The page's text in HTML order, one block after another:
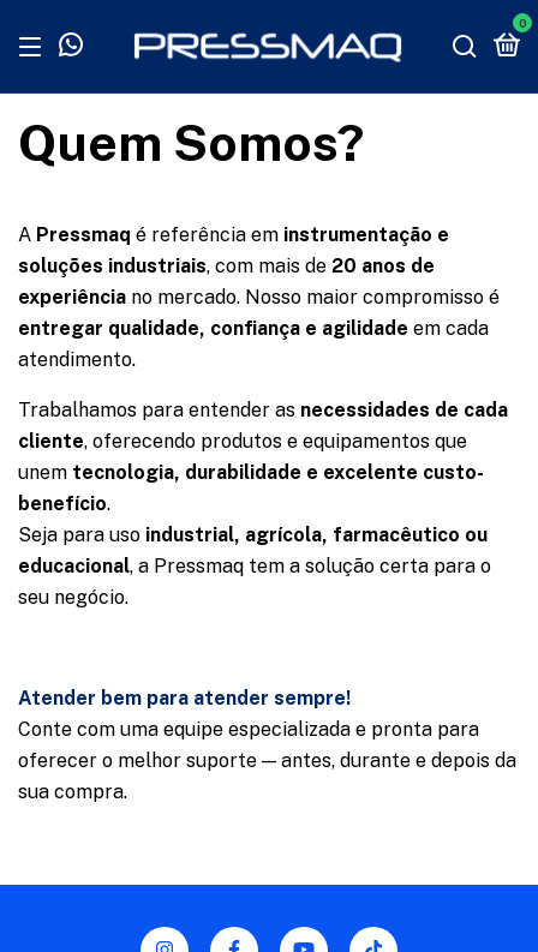
0
Quem Somos?
A Pressmaq é referência em instrumentação e
soluções industriais, com mais de 20 anos de
experiência no mercado. Nosso maior compromisso é
entregar qualidade, confiança e agilidade em cada
atendimento.
Trabalhamos para entender as necessidades de cada
cliente, oferecendo produtos e equipamentos que
unem tecnologia, durabilidade e excelente custo-
benefício.
Seja para uso industrial, agrícola, farmacêutico ou
educacional, a Pressmaq tem a solução certa para o
seu negócio.
Atender bem para atender sempre!
Conte com uma equipe especializada e pronta para
oferecer o melhor suporte — antes, durante e depois da
sua compra.